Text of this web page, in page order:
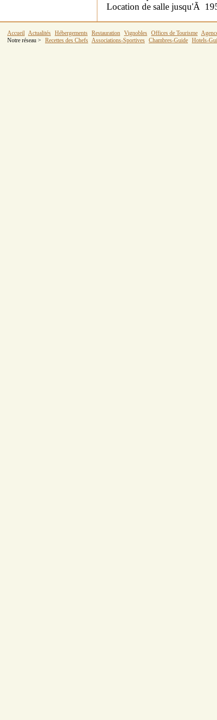
Location de salle jusqu'Ã
Accueil Actualités Hébergements Restauration Vignobles Offices de Tourisme
Notre réseau >
Recettes des Chefs Associations-Sportives Chambres-Guide Hotels-